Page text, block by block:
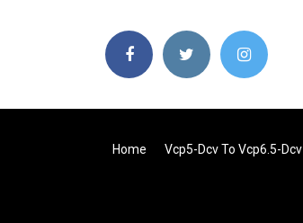
Home Vcp5-Dcv To Vcp6.5-Dcv